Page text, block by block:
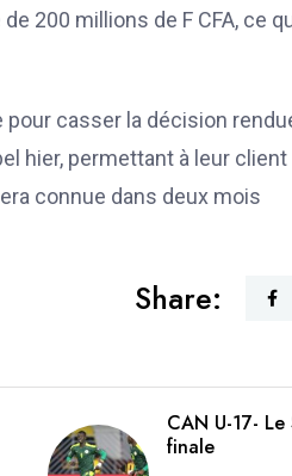
200 millions de F CFA, ce
casser la décision rendue
hier, permettant à leur
connue dans deux mois
Share:
CAN U-17-
finale